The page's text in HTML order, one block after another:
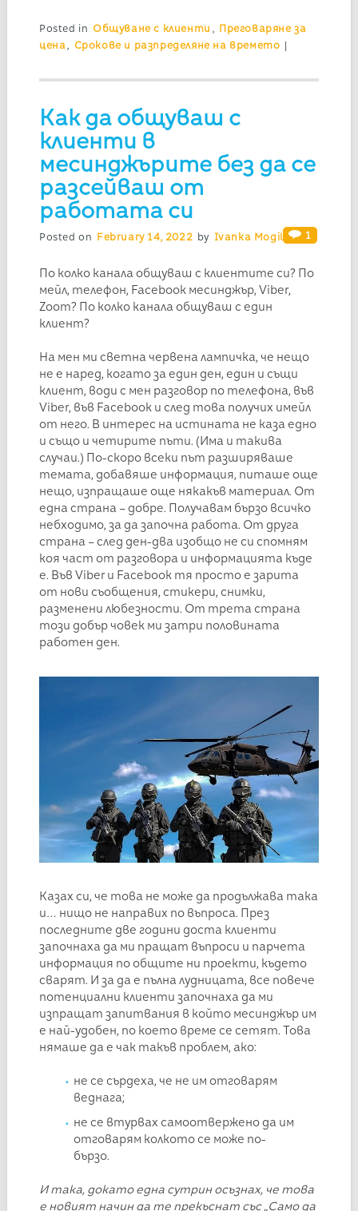
Posted in Общуване с клиенти , Преговаряне за
цена, Срокове и разпределяне на времето |
Как да общуваш с
клиенти в
месинджърите без да се
разсейваш от
работата си
Posted on February 14, 2022 by Ivanka Mogilska 1
По колко канала общуваш с клиентите си? По
мейл, телефон, Facebook месинджър, Viber,
Zoom? По колко канала общуваш с един
клиент?
На мен ми светна червена лампичка, че нещо
не е наред, когато за един ден, един и същи
клиент, води с мен разговор по телефона, във
Viber, във Facebook и след това получих имейл
от него. В интерес на истината не каза едно
и също и четирите пъти. (Има и такива
случаи.) По-скоро всеки път разширяваше
темата, добавяше информация, питаше още
нещо, изпращаше още някакъв материал. От
една страна – добре. Получавам бързо всичко
небходимо, за да започна работа. От друга
страна – след ден-два изобщо не си спомням
коя част от разговора и информацията къде
е. Във Viber и Facebook тя просто е зарита
от нови съобщения, стикери, снимки,
разменени любезности. От трета страна
този добър човек ми затри половината
работен ден.
Казах си, че това не може да продължава така
и… нищо не направих по въпроса. През
последните две години доста клиенти
започнаха да ми пращат въпроси и парчета
информация по общите ни проекти, където
сварят. И за да е пълна лудницата, все повече
потенциални клиенти започнаха да ми
изпращат запитвания в който месинджър им
е най-удобен, по което време се сетят. Това
нямаше да е чак такъв проблем, ако:
не се сърдеха, че не им отговарям
веднага;
не се втурвах самоотвержено да им
отговарям колкото се може по-
бързо.
И така, докато една сутрин осъзнах, че това
е новият начин да те прекъснат със „Само да